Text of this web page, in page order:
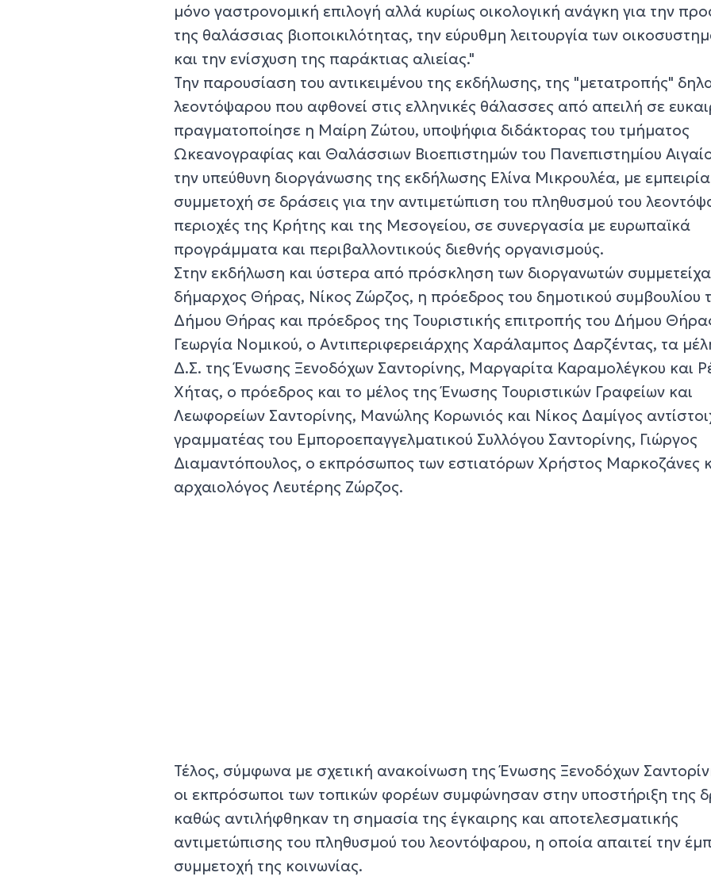
μόνο γαστρονομική επιλογή αλλά κυρίως οικολογική ανάγκη για την
της θαλάσσιας βιοποικιλότητας, την εύρυθμη λειτουργία των
και την ενίσχυση της παράκτιας αλιείας."
Την παρουσίαση του αντικειμένου της εκδήλωσης, της "μετατροπής"
λεοντόψαρου που αφθονεί στις ελληνικές θάλασσες από απειλή σε
πραγματοποίησε η Μαίρη Ζώτου, υποψήφια διδάκτορας του τμήματος
Ωκεανογραφίας και Θαλάσσιων Βιοεπιστημών του Πανεπιστημίου
την υπεύθυνη διοργάνωσης της εκδήλωσης Ελίνα Μικρουλέα, με
συμμετοχή σε δράσεις για την αντιμετώπιση του πληθυσμού του
περιοχές της Κρήτης και της Μεσογείου, σε συνεργασία με ευρωπαϊκά
προγράμματα και περιβαλλοντικούς διεθνής οργανισμούς.
Στην εκδήλωση και ύστερα από πρόσκληση των διοργανωτών
δήμαρχος Θήρας, Νίκος Ζώρζος, η πρόεδρος του δημοτικού συμβουλίου
Δήμου Θήρας και πρόεδρος της Τουριστικής επιτροπής του Δήμου
Γεωργία Νομικού, ο Αντιπεριφερειάρχης Χαράλαμπος Δαρζέντας, τα
Δ.Σ. της Ένωσης Ξενοδόχων Σαντορίνης, Μαργαρίτα Καραμολέγκου και
Χήτας, ο πρόεδρος και το μέλος της Ένωσης Τουριστικών Γραφείων και
Λεωφορείων Σαντορίνης, Μανώλης Κορωνιός και Νίκος Δαμίγος
γραμματέας του Εμποροεπαγγελματικού Συλλόγου Σαντορίνης, Γιώργος
Διαμαντόπουλος, ο εκπρόσωπος των εστιατόρων Χρήστος Μαρκοζάνες
αρχαιολόγος Λευτέρης Ζώρζος.
Τέλος, σύμφωνα με σχετική ανακοίνωση της Ένωσης Ξενοδόχων
οι εκπρόσωποι των τοπικών φορέων συμφώνησαν στην υποστήριξη της
καθώς αντιλήφθηκαν τη σημασία της έγκαιρης και αποτελεσματικής
αντιμετώπισης του πληθυσμού του λεοντόψαρου, η οποία απαιτεί την
συμμετοχή της κοινωνίας.